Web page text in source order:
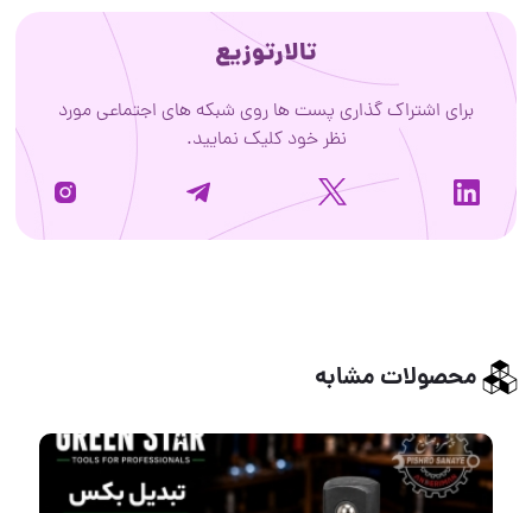
تالارتوزیع
برای اشتراک گذاری پست ها روی شبکه های اجتماعی مورد
نظر خود کلیک نمایید.
محصولات مشابه